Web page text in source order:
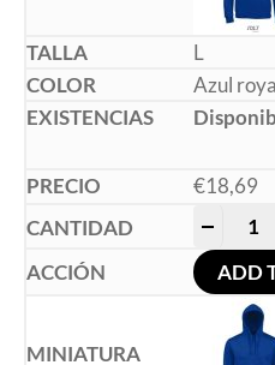
L
Azul
€18,69
ADD